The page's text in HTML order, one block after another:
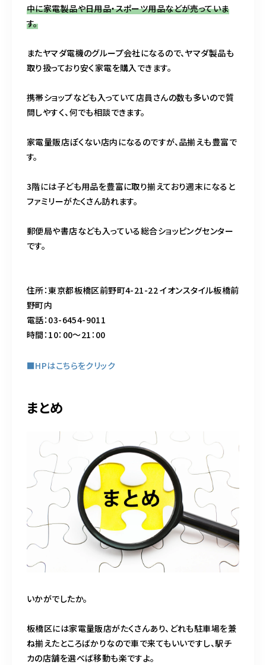
中に家電製品や日用品・スポーツ用品などが売っていま
す。
またヤマダ電機のグループ会社になるので、ヤマダ製品も
取り扱っており安く家電を購入できます。
携帯ショップなども入っていて店員さんの数も多いので質
問しやすく、何でも相談できます。
家電量販店ぽくない店内になるのですが、品揃えも豊富で
す。
3階には子ども用品を豊富に取り揃えており週末になると
ファミリーがたくさん訪れます。
郵便局や書店なども入っている総合ショッピングセンター
です。
住所：東京都板橋区前野町4-21-22 イオンスタイル板橋前
野町内
電話：03-6454-9011
時間：10：00～21：00
■HPはこちらをクリック
まとめ
いかがでしたか。
板橋区には家電量販店がたくさんあり、どれも駐車場を兼
ね揃えたところばかりなので車で来てもいいですし、駅チ
カの店舗を選べば移動も楽ですよ。